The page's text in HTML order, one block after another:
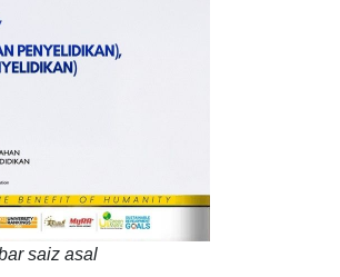
saiz asal